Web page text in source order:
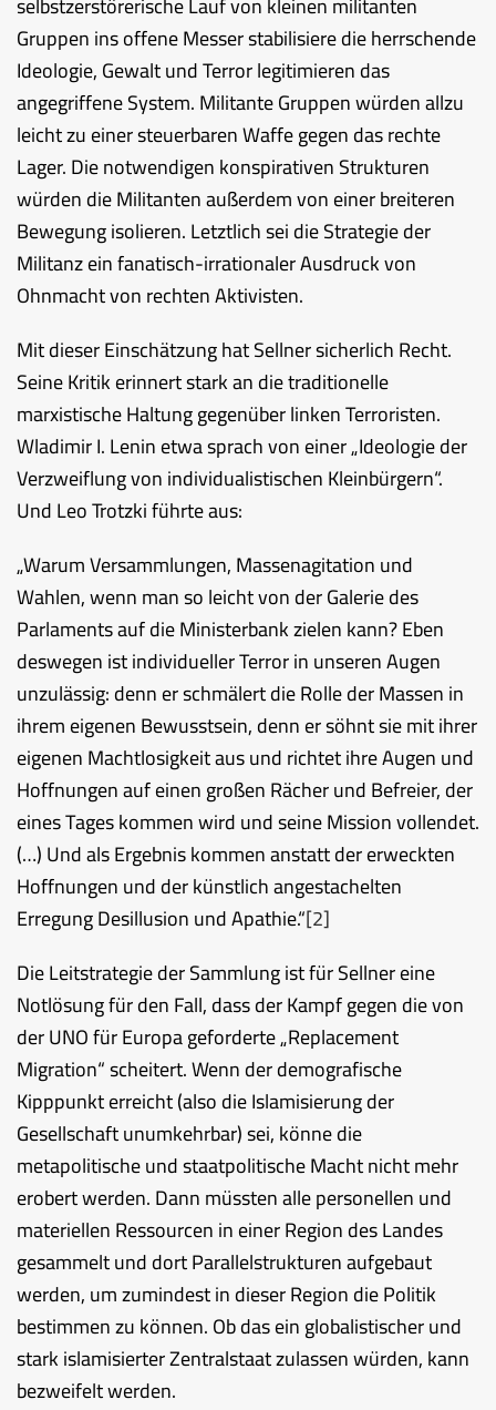
Gruppen ins offene Messer stabilisiere die herrschende
Ideologie, Gewalt und Terror legitimieren das
angegriffene System. Militante Gruppen würden allzu
leicht zu einer steuerbaren Waffe gegen das rechte
Lager. Die notwendigen konspirativen Strukturen
würden die Militanten außerdem von einer breiteren
Bewegung isolieren. Letztlich sei die Strategie der
Militanz ein fanatisch-irrationaler Ausdruck von
Ohnmacht von rechten Aktivisten.
Mit dieser Einschätzung hat Sellner sicherlich Recht.
Seine Kritik erinnert stark an die traditionelle
marxistische Haltung gegenüber linken Terroristen.
Wladimir I. Lenin etwa sprach von einer „Ideologie der
Verzweiflung von individualistischen Kleinbürgern“.
Und Leo Trotzki führte aus:
„Warum Versammlungen, Massenagitation und
Wahlen, wenn man so leicht von der Galerie des
Parlaments auf die Ministerbank zielen kann? Eben
deswegen ist individueller Terror in unseren Augen
unzulässig: denn er schmälert die Rolle der Massen in
ihrem eigenen Bewusstsein, denn er söhnt sie mit ihrer
eigenen Machtlosigkeit aus und richtet ihre Augen und
Hoffnungen auf einen großen Rächer und Befreier, der
eines Tages kommen wird und seine Mission vollendet.
(…) Und als Ergebnis kommen anstatt der erweckten
Hoffnungen und der künstlich angestachelten
Erregung Desillusion und Apathie.“[2]
Die Leitstrategie der Sammlung ist für Sellner eine
Notlösung für den Fall, dass der Kampf gegen die von
der UNO für Europa geforderte „Replacement
Migration“ scheitert. Wenn der demografische
Kipppunkt erreicht (also die Islamisierung der
Gesellschaft unumkehrbar) sei, könne die
metapolitische und staatpolitische Macht nicht mehr
erobert werden. Dann müssten alle personellen und
materiellen Ressourcen in einer Region des Landes
gesammelt und dort Parallelstrukturen aufgebaut
werden, um zumindest in dieser Region die Politik
bestimmen zu können. Ob das ein globalistischer und
stark islamisierter Zentralstaat zulassen würden, kann
bezweifelt werden.